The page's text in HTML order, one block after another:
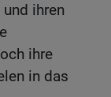
ihren
ihre
in das